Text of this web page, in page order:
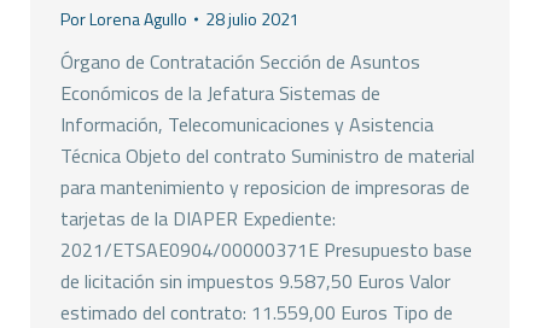
PorLorena Agullo 28 julio 2021
Órgano de Contratación Sección de Asuntos
Económicos de la Jefatura Sistemas de
Información, Telecomunicaciones y Asistencia
Técnica Objeto del contrato Suministro de material
para mantenimiento y reposicion de impresoras de
tarjetas de la DIAPER Expediente:
2021/ETSAE0904/00000371E Presupuesto base
de licitación sin impuestos 9.587,50 Euros Valor
estimado del contrato: 11.559,00 Euros Tipo de